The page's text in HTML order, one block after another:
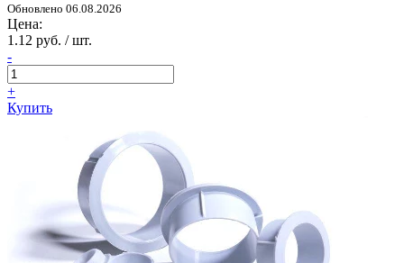
Обновлено 06.08.2026
Цена:
1.12 руб. / шт.
-
+
Купить